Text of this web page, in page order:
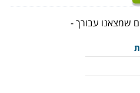
שמצאנו עבורך -